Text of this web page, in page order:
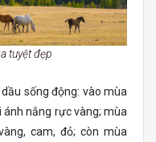
tuyệt đẹp
sống động: vào mùa
nắng rực vàng; mùa
cam, đỏ; còn mùa